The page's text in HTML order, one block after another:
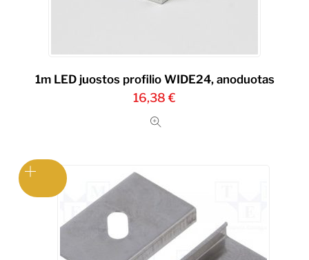
1m LED juostos profilio WIDE24, anoduotas
16,38 €